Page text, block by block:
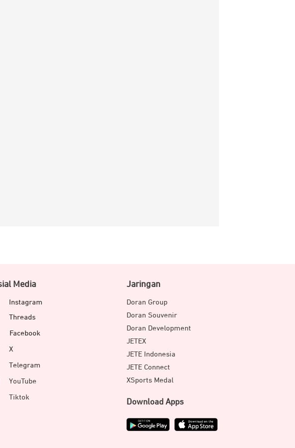
Media
Instagram
Threads
Facebook
X
Telegram
YouTube
Tiktok
Jaringan
Doran Group
Doran Souvenir
Doran Development
JETEX
JETE Indonesia
JETE Connect
XSports Medal
Download Apps